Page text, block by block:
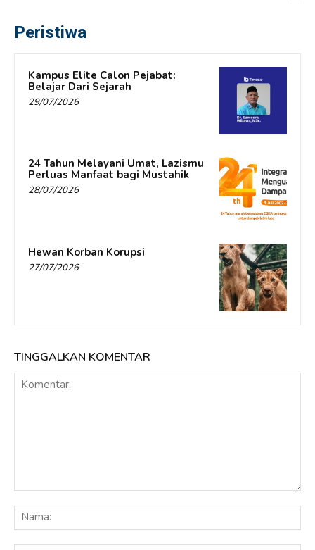
Peristiwa
Kampus Elite Calon Pejabat:
Belajar Dari Sejarah
29/07/2026
24 Tahun Melayani Umat, Lazismu
Perluas Manfaat bagi Mustahik
28/07/2026
Hewan Korban Korupsi
27/07/2026
TINGGALKAN KOMENTAR